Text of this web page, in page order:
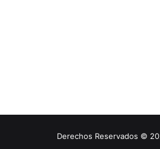
Derechos Reservados ©